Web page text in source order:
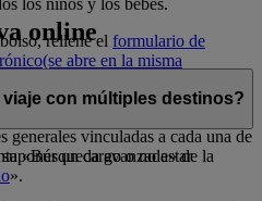
los niños y los bebés.
rellene el formulario de
(se abre en la misma
generales vinculadas a cada una de
un cargo o no estar
online
con múltiples destinos?
«Búsqueda avanzada» de la
».